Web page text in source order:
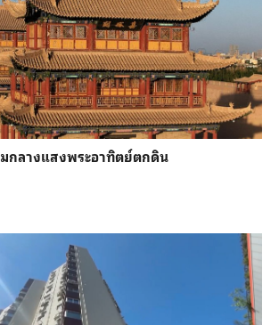
กลางแสงพระอาทิตย์ตกดิน